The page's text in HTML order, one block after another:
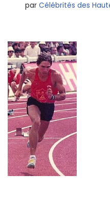
par Célébrités des